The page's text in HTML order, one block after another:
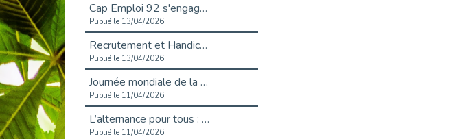
Cap Emploi 92 s'engage pour la santé mentale : La formation PSSM au cœur de l'accompagnement
Publié le 13/04/2026
Recrutement et Handicap : Et si vous testiez avant de vous engager ?
Publié le 13/04/2026
Journée mondiale de la maladie de Parkinson : Mieux comprendre pour mieux accompagner
Publié le 11/04/2026
L’alternance pour tous : Cap Emploi 92 et Seine Ouest Entreprise et Emploi mobilisés à Boulogne-Billancourt
Publié le 11/04/2026